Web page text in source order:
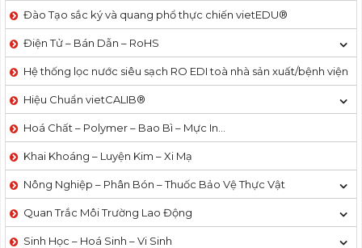
Đào Tạo sắc ký và quang phổ thực chiến vietEDU®
Điện Tử – Bán Dẫn – RoHS
Hệ thống lọc nước siêu sạch RO EDI​​ toà nhà sản xuất/bệnh viện
Hiệu Chuẩn vietCALIB®
Hoá Chất – Polymer – Bao Bì – Mực In…
Khai Khoáng – Luyện Kim – Xi Mạ
Nông Nghiệp – Phân Bón – Thuốc Bảo Vệ Thực Vật
Quan Trắc Môi Trường Lao Động
Sinh Học – Hoá Sinh – Vi Sinh